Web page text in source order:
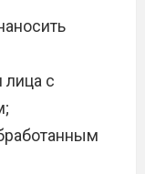
лица с